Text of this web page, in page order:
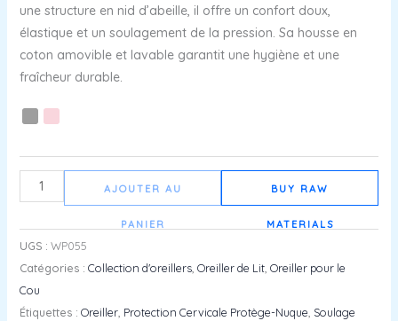
une structure en nid d’abeille, il offre un confort doux,
élastique et un soulagement de la pression. Sa housse en
coton amovible et lavable garantit une hygiène et une
fraîcheur durable.
AJOUTER AU
PANIER
BUY RAW
MATERIALS
UGS : WP055
Catégories : Collection d'oreillers, Oreiller de Lit, Oreiller pour le
Cou
Étiquettes : Oreiller, Protection Cervicale Protège-Nuque Soulage